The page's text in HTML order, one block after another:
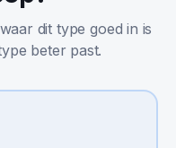
dit type goed in is
beter past.